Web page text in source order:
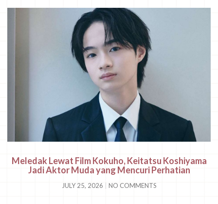
Meledak Lewat Film Kokuho, Keitatsu Koshiyama
Jadi Aktor Muda yang Mencuri Perhatian
JULY 25, 2026 NO COMMENTS